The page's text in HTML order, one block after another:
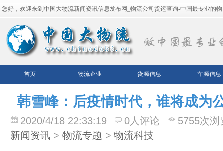
您好，欢迎来到中国大物流新闻资讯信息发布网_物流公司货运查询-中国最专业的物
流平台！
首页 物流企业 货源信息 车源信息
韩雪峰：后疫情时代，谁将成为
2020/4/18 22:33:19 0人评论
5755次浏
新闻资讯 > 物流专题 > 物流科技